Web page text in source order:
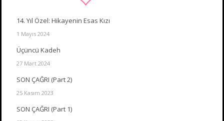
14. Yıl Özel: Hikayenin Esas Kızı
1 Mayıs 2024
Üçüncü Kadeh
27 Mart 2024
SON ÇAĞRI (Part 2)
25 Kasım 2023
SON ÇAĞRI (Part 1)